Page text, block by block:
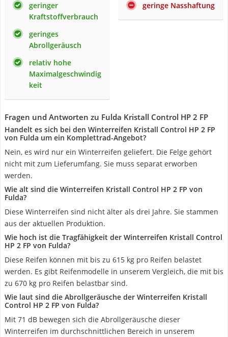
geringer
Kraftstoffverbrauch
geringes
Abrollgeräusch
relativ hohe
Maximalgeschwindig
keit
geringe Nasshaftung
Fragen und Antworten zu Fulda Kristall Control HP 2 FP
Handelt es sich bei den Winterreifen Kristall Control HP 2 FP
von Fulda um ein Komplettrad-Angebot?
Nein, es wird nur ein Winterreifen geliefert. Die Felge gehört
nicht mit zum Lieferumfang. Sie muss separat erworben
werden.
Wie alt sind die Winterreifen Kristall Control HP 2 FP von
Fulda?
Diese Winterreifen sind nicht älter als drei Jahre. Sie stammen
aus der aktuellen Produktion.
Wie hoch ist die Tragfähigkeit der Winterreifen Kristall Control
HP 2 FP von Fulda?
Diese Reifen können mit bis zu 615 kg pro Reifen belastet
werden. Es gibt Reifenmodelle in unserem Vergleich, die mit bis
zu 670 kg pro Reifen belastbar sind.
Wie laut sind die Abrollgeräusche der Winterreifen Kristall
Control HP 2 FP von Fulda?
Mit 71 dB bewegen sich die Abrollgeräusche dieser
Winterreifen im durchschnittlichen Bereich in unserem